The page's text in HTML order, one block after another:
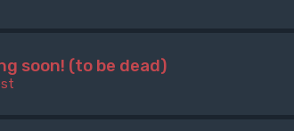
soon! (to be dead)